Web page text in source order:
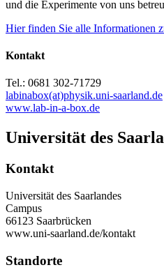
und die Experimente von uns
Hier finden Sie alle Informationen
Kontakt
Tel.: 0681 302-71729
labinabox(at)physik.uni-saarland.de
www.lab-in-a-box.de
Universität des
Kontakt
Universität des Saarlandes
Campus
66123 Saarbrücken
www.uni-saarland.de/kontakt
Standorte